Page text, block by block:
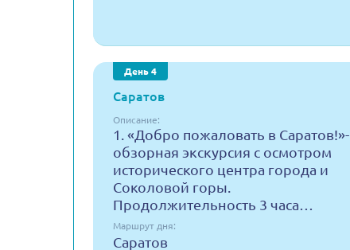
День 4
Саратов
Описание:
1. «Добро пожаловать в Саратов!»-
обзорная экскурсия с осмотром
исторического центра города и
Соколовой горы.
Продолжительность 3 часа…
Маршрут дня:
Саратов